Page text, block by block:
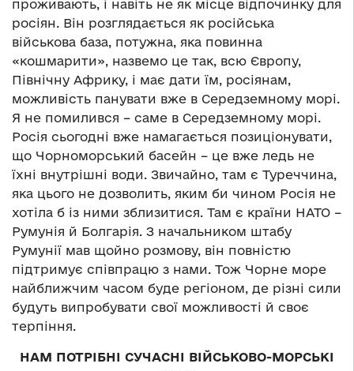
проживають, і навіть не як місце відпочинку для
росіян. Він розглядається як російська
військова база, потужна, яка повинна
«кошмарити», назвемо це так, всю Європу,
Північну Африку, і має дати їм, росіянам,
можливість панувати вже в Середземному морі.
Я не помилився – саме в Середземному морі.
Росія сьогодні вже намагається позиціонувати,
що Чорноморський басейн – це вже ледь не
їхні внутрішні води. Звичайно, там є Туреччина,
яка цього не дозволить, яким би чином Росія не
хотіла б із ними зблизитися. Там є країни НАТО –
Румунія й Болгарія. З начальником штабу
Румунії мав щойно розмову, він повністю
підтримує співпрацю з нами. Тож Чорне море
найближчим часом буде регіоном, де різні сили
будуть випробувати свої можливості й своє
терпіння.
НАМ ПОТРІБНІ СУЧАСНІ ВІЙСЬКОВО-МОРСЬКІ